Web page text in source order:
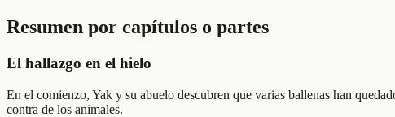
Resumen por capítulos o partes
El hallazgo en el hielo
En el comienzo, Yak y su abuelo descubren que varias ballenas han
contra de los animales.